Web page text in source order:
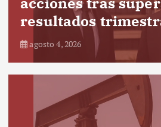
resultados
agosto 4, 2026